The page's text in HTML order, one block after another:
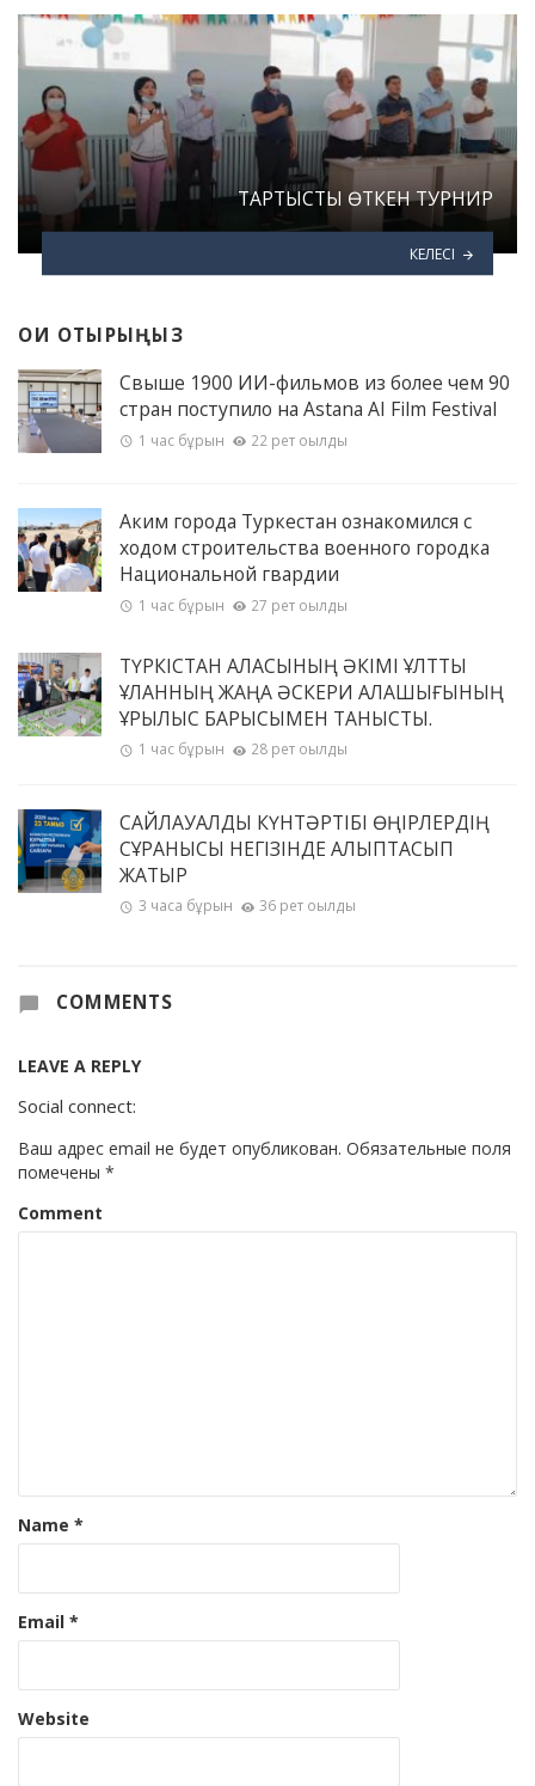
ТАРТЫСТЫ ӨТКЕН ТУРНИР
КЕЛЕСІ
ОҚИ ОТЫРЫҢЫЗ
Свыше 1900 ИИ-фильмов из более чем 90
стран поступило на Astana AI Film Festival
1 час бұрын 22 рет оқылды
Аким города Туркестан ознакомился с
ходом строительства военного городка
Национальной гвардии
1 час бұрын 27 рет оқылды
ТҮРКІСТАН ҚАЛАСЫНЫҢ ӘКІМІ ҰЛТТЫҚ
ҰЛАННЫҢ ЖАҢА ӘСКЕРИ ҚАЛАШЫҒЫНЫҢ
ҚҰРЫЛЫС БАРЫСЫМЕН ТАНЫСТЫ.
1 час бұрын 28 рет оқылды
САЙЛАУАЛДЫ КҮНТӘРТІБІ ӨҢІРЛЕРДІҢ
СҰРАНЫСЫ НЕГІЗІНДЕ ҚАЛЫПТАСЫП
ЖАТЫР
3 часа бұрын 36 рет оқылды
COMMENTS
LEAVE A REPLY
Social connect:
Ваш адрес email не будет опубликован. Обязательные поля
помечены *
Comment
Name *
Email *
Website